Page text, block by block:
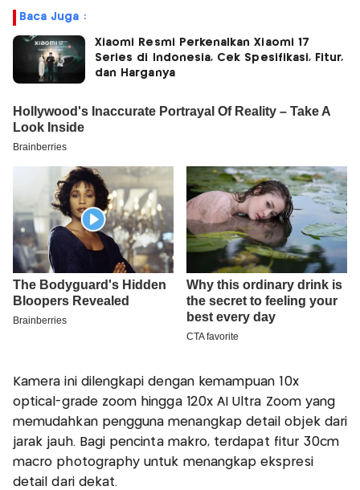
Baca Juga :
Xiaomi Resmi Perkenalkan Xiaomi 17
Series di Indonesia, Cek Spesifikasi, Fitur,
dan Harganya
Kamera ini dilengkapi dengan kemampuan 10x
optical-grade zoom hingga 120x AI Ultra Zoom yang
memudahkan pengguna menangkap detail objek dari
jarak jauh. Bagi pencinta makro, terdapat fitur 30cm
macro photography untuk menangkap ekspresi
detail dari dekat.